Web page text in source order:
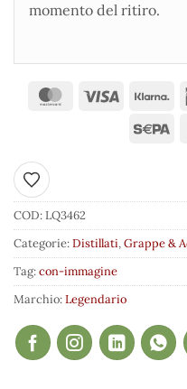
momento del ritiro.
Aggiungi ai preferiti
COD:LQ3462
Categorie:Distillati,Grappe &
Tag:con-immagine
Marchio:Legendario